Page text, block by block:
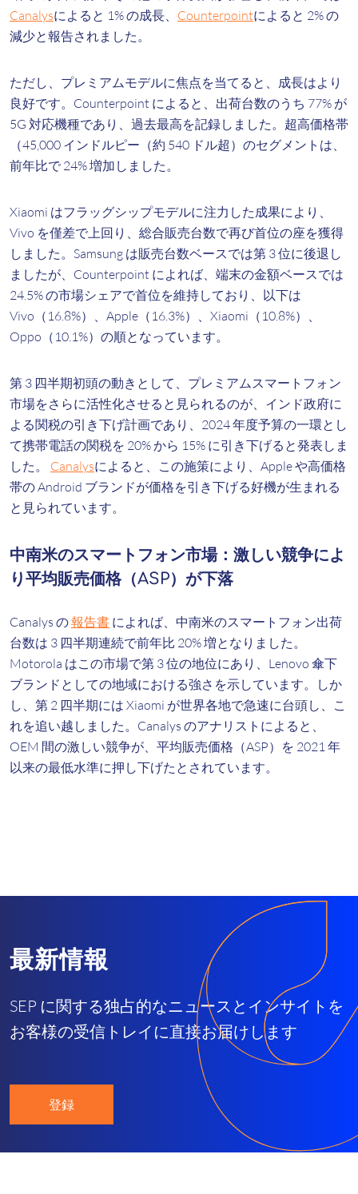
Canalysによると 1% の成長、 Counterpointによると 2% の
減少と報告されました。
ただし、プレミアムモデルに焦点を当てると、成長はより
良好です。Counterpoint によると、出荷台数のうち 77% が
5G 対応機種であり、過去最高を記録しました。超高価格帯
（45,000 インドルピー（約 540 ドル超）のセグメントは、
前年比で 24% 増加しました。
Xiaomi はフラッグシップモデルに注力した成果により、
Vivo を僅差で上回り、総合販売台数で再び首位の座を獲得
しました。Samsung は販売台数ベースでは第 3 位に後退し
ましたが、Counterpoint によれば、端末の金額ベースでは
24.5% の市場シェアで首位を維持しており、以下は
Vivo（16.8%）、Apple（16.3%）、Xiaomi（10.8%）、
Oppo（10.1%）の順となっています。
第 3 四半期初頭の動きとして、プレミアムスマートフォン
市場をさらに活性化させると見られるのが、インド政府に
よる関税の引き下げ計画であり、2024 年度予算の一環とし
て携帯電話の関税を 20% から 15% に引き下げると発表しま
した。 Canalysによると、この施策により、Apple や高価格
帯の Android ブランドが価格を引き下げる好機が生まれる
と見られています。
中南米のスマートフォン市場：激しい競争によ
り平均販売価格（ASP）が下落
Canalys の報告書 によれば、中南米のスマートフォン出荷
台数は 3 四半期連続で前年比 20% 増となりました。
Motorola はこの市場で第 3 位の地位にあり、Lenovo 傘下
ブランドとしての地域における強さを示しています。しか
し、第 2 四半期には Xiaomi が世界各地で急速に台頭し、こ
れを追い越しました。Canalys のアナリストによると、
OEM 間の激しい競争が、平均販売価格（ASP）を 2021 年
以来の最低水準に押し下げたとされています。
最新情報
SEP に関する独占的なニュースとインサイトを
お客様の受信トレイに直接お届けします
登録